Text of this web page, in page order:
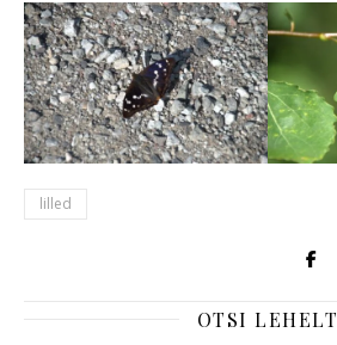
lilled
OTSI LEHELT